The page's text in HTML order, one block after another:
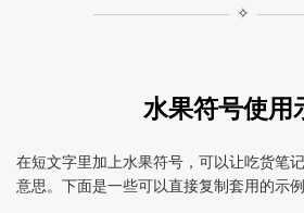
✧
水果符号使用
在短文字里加上水果符号，可以让吃货笔
意思。下面是一些可以直接复制套用的示例